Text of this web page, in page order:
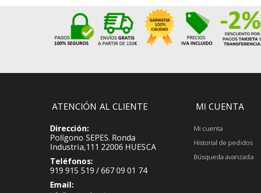
ATENCIÓN AL CLIENTE
Dirección:
Polígono SEPES. Ronda
Industria,111 22006 HUESCA
Teléfonos:
919 915 519 / 667 09 01 74
Email:
MI CUENTA
Mi cuenta
Historial de pedidos
Búsqueda avanzada